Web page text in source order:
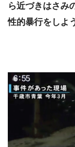
ら近づきはさみ
性的暴行をしよ